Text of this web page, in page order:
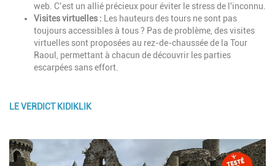
web. C’est un allié précieux pour éviter le stress de l'inconnu.
Visites virtuelles : Les hauteurs des tours ne sont pas
toujours accessibles à tous ? Pas de problème, des visites
virtuelles sont proposées au rez-de-chaussée de la Tour
Raoul, permettant à chacun de découvrir les parties
escarpées sans effort.
Description
LE VERDICT KIDIKLIK
Image